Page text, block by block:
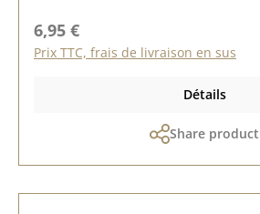
Prix régulier :
6,95 €
Prix TTC, frais de livraison en sus
Détails
Share product